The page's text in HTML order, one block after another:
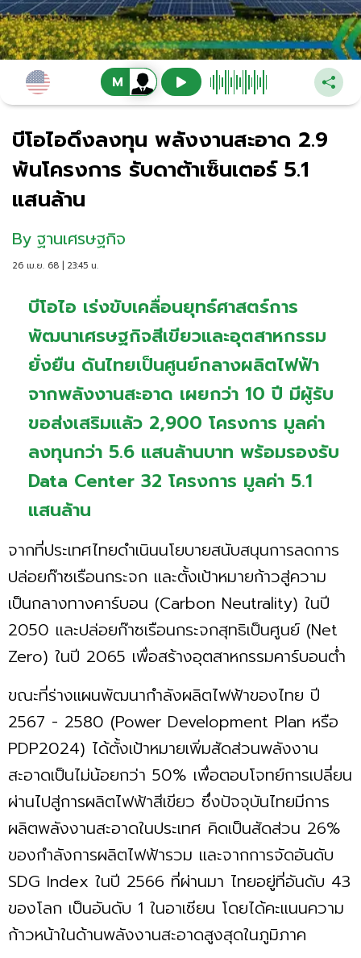
บีโอไอดึงลงทุน พลังงานสะอาด 2.9
พันโครงการ รับดาต้าเซ็นเตอร์ 5.1
แสนล้าน
By ฐานเศรษฐกิจ
26 เม.ย. 68 | 23:45 น.
บีโอไอ เร่งขับเคลื่อนยุทธ์ศาสตร์การ
พัฒนาเศรษฐกิจสีเขียวและอุตสาหกรรม
ยั่งยืน ดันไทยเป็นศูนย์กลางผลิตไฟฟ้า
จากพลังงานสะอาด เผยกว่า 10 ปี มีผู้รับ
ขอส่งเสริมแล้ว 2,900 โครงการ มูลค่า
ลงทุนกว่า 5.6 แสนล้านบาท พร้อมรองรับ
Data Center 32 โครงการ มูลค่า 5.1
แสนล้าน
จากที่ประเทศไทยดำเนินนโยบายสนับสนุนการลดการ
ปล่อยก๊าซเรือนกระจก และตั้งเป้าหมายก้าวสู่ความ
เป็นกลางทางคาร์บอน (Carbon Neutrality) ในปี
2050 และปล่อยก๊าซเรือนกระจกสุทธิเป็นศูนย์ (Net
Zero) ในปี 2065 เพื่อสร้างอุตสาหกรรมคาร์บอนตํ่า
ขณะที่ร่างแผนพัฒนากำลังผลิตไฟฟ้าของไทย ปี
2567 - 2580 (Power Development Plan หรือ
PDP2024) ได้ตั้งเป้าหมายเพิ่มสัดส่วนพลังงาน
สะอาดเป็นไม่น้อยกว่า 50% เพื่อตอบโจทย์การเปลี่ยน
ผ่านไปสู่การผลิตไฟฟ้าสีเขียว ซึ่งปัจจุบันไทยมีการ
ผลิตพลังงานสะอาดในประเทศ คิดเป็นสัดส่วน 26%
ของกำลังการผลิตไฟฟ้ารวม และจากการจัดอันดับ
SDG Index ในปี 2566 ที่ผ่านมา ไทยอยู่ที่อันดับ 43
ของโลก เป็นอันดับ 1 ในอาเซียน โดยได้คะแนนความ
ก้าวหน้าในด้านพลังงานสะอาดสูงสุดในภูมิภาค